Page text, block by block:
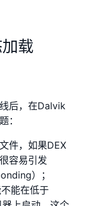
载
后，在Dalvik
：
件，如果DEX
容易引发
）；
能在低于